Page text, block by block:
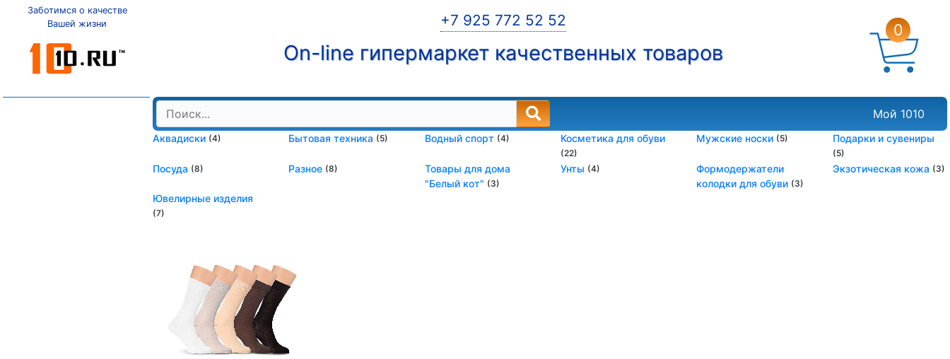
Заботимся о качестве
Вашей жизни
+7 925 772 52 52
On-line гипермаркет качественных товаров
0
Мой 1010
Аквадиски (4) Бытовая техника (5) Водный спорт (4) Косметика для обуви
(22)
Мужские носки (5) Подарки и сувениры
(5)
Посуда (8) Разное (8)
Товары для дома
"Белый кот" (3)
Унты (4)
Формодержатели
колодки для обуви (3)
Экзотическая кожа (3)
Ювелирные изделия
(7)